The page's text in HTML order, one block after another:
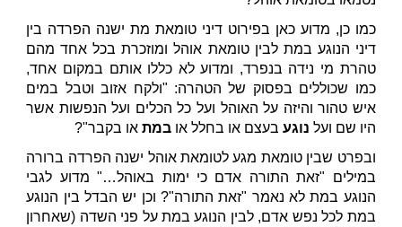
כמו כן, מדוע כאן בפירוט דיני טומאת מת ישנה הפרדה בין
דיני הנוגע במת לבין טומאת אוהל ומוזכרת בכל אחד מהם
טהרת מי נידה בנפרד, ומדוע לא כללו אותם במקום אחד,
כמו שכוללים בפסוק של הטהרה: "ולקח אזוב וטבל במים
איש טהור והיזה על האוהל ועל כל הכלים ועל הנפשות אשר
היו שם ועל נוגע בעצם או בחלל אובמת או בקבר"?
ובפרט שבין טומאת מגע לטומאת אוהל ישנה הפרדה ברורה
במילים "זאת התורה אדם כי ימות באוהל…" מדוע לגבי
הנוגע במת לא נאמר "זאת התורה"? וכן יש הבדל בין הנוגע
במת לכל נפש אדם, לבין הנוגע במת על פני השדה (שאחרון